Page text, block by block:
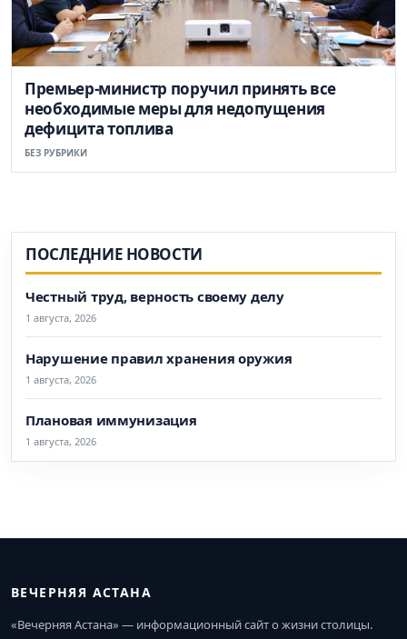
Премьер-министр поручил принять все
необходимые меры для недопущения
дефицита топлива
БЕЗ РУБРИКИ
ПОСЛЕДНИЕ НОВОСТИ
Честный труд, верность своему делу
1 августа, 2026
Нарушение правил хранения оружия
1 августа, 2026
Плановая иммунизация
1 августа, 2026
ВЕЧЕРНЯЯ АСТАНА
«Вечерняя Астана» — информационный сайт о жизни столицы.